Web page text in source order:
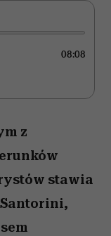
08:08
z
stawia
Santorini,